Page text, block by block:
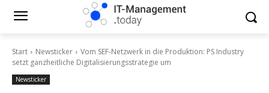
Start Newsticker
Vom SEF-Netzwerk in die Produktion: PS Industry
setzt ganzheitliche Digitalisierungsstrategie um
Newsticker